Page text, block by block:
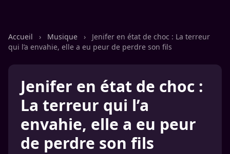
Accueil › Musique ›
Jenifer en état de choc : La terreur
qui l’a envahie, elle a eu peur de perdre son fils
Jenifer en état de choc :
La terreur qui l’a
envahie, elle a eu peur
de perdre son fils